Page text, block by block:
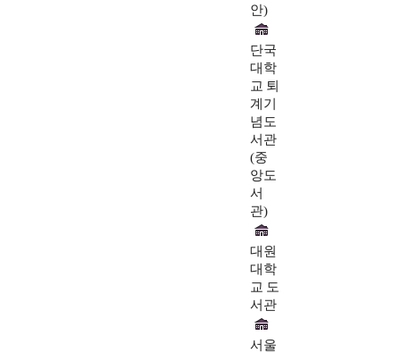
안)
단국
대학
교 퇴
계기
념도
서관
(중
앙도
서
관)
대원
대학
교 도
서관
서울